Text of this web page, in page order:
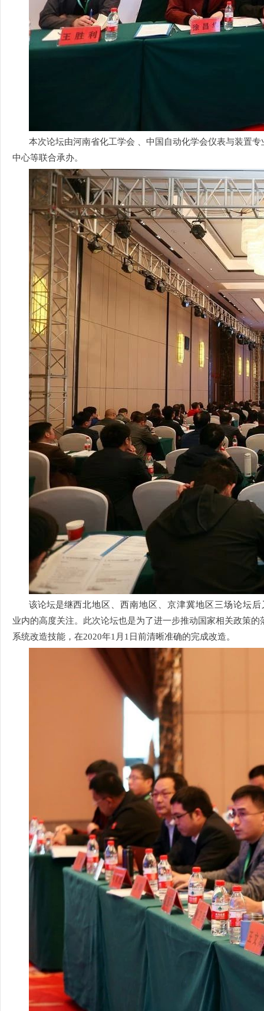
本次论坛由河南省化工学会 、中国自动化学会仪表与装置
中心等联合承办。
该论坛是继西北地区、西南地区、京津冀地区三场论坛
业内的高度关注。 此次论坛也是为了进一步推动国家相关政策
系统改造技能，在2020年1月1日前清晰准确的完成改造。